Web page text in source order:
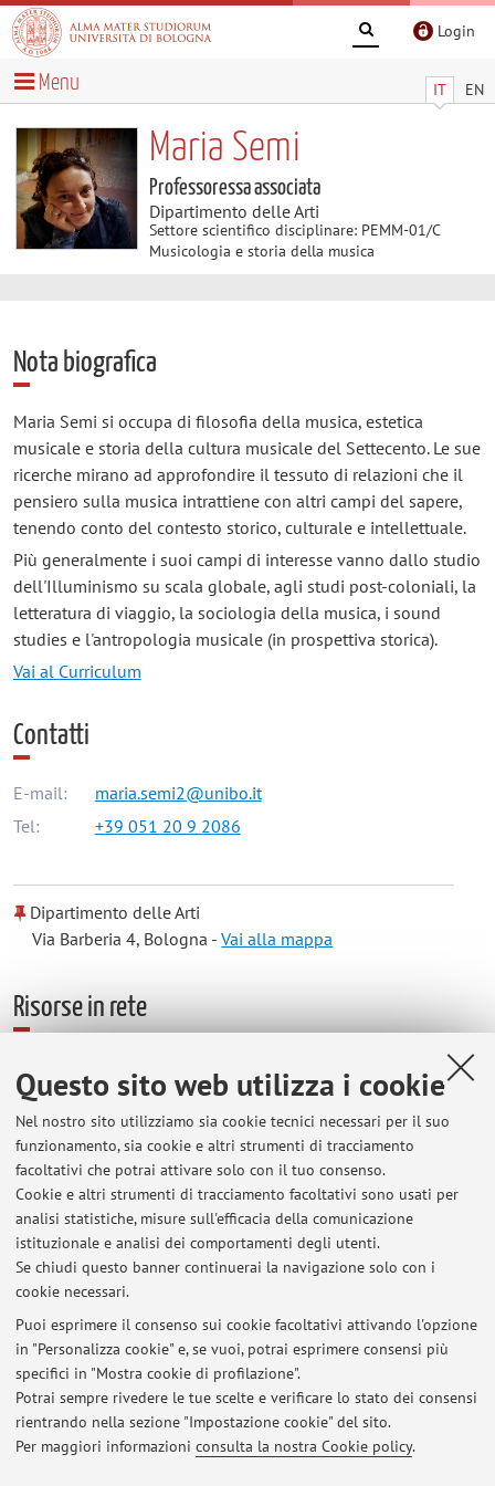
Questo sito web utilizza i cookie
Nel nostro sito utilizziamo sia cookie tecnici necessari per il suo
funzionamento, sia cookie e altri strumenti di tracciamento
facoltativi che potrai attivare solo con il tuo consenso.
Cookie e altri strumenti di tracciamento facoltativi sono usati per
analisi statistiche, misure sull'efficacia della comunicazione
istituzionale e analisi dei comportamenti degli utenti.
Se chiudi questo banner continuerai la navigazione solo con i
cookie necessari.
Puoi esprimere il consenso sui cookie facoltativi attivando l'opzione
in "Personalizza cookie" e, se vuoi, potrai esprimere consensi più
specifici in "Mostra cookie di profilazione".
Potrai sempre rivedere le tue scelte e verificare lo stato dei consensi
rientrando nella sezione "Impostazione cookie" del sito.
Per maggiori informazioni consulta la nostra Cookie policy.
Login
IT EN
Menu
Maria Semi
Professoressa associata
Dipartimento delle Arti
Settore scientifico disciplinare: PEMM-01/C
Musicologia e storia della musica
Nota biografica
Maria Semi si occupa di filosofia della musica, estetica
musicale e storia della cultura musicale del Settecento. Le sue
ricerche mirano ad approfondire il tessuto di relazioni che il
pensiero sulla musica intrattiene con altri campi del sapere,
tenendo conto del contesto storico, culturale e intellettuale.
Più generalmente i suoi campi di interesse vanno dallo studio
dell'Illuminismo su scala globale, agli studi post-coloniali, la
letteratura di viaggio, la sociologia della musica, i sound
studies e l'antropologia musicale (in prospettiva storica).
Vai al Curriculum
Contatti
E-mail:
maria.semi2@unibo.it
Tel:
+39 051 20 9 2086
Dipartimento delle Arti
Via Barberia 4, Bologna -Vai alla mappa
Risorse in rete
Orario di ricevimento
La docente riceve su appuntamento sia via Teams, sia in
ufficio. Inviare una mail alla docente per concordare date ed
orari.
Ultimi avvisi
Esami del corso di Musicologia, Filosofia, Estetica
Pubblicato il: 19 novembre 2025